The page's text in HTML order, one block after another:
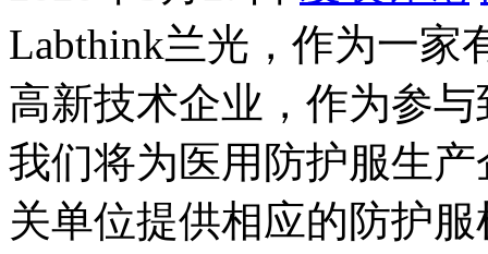
Labthink兰光，作为一家
高新技术企业，作为参
我们将为医用防护服生
关单位提供相应的防护